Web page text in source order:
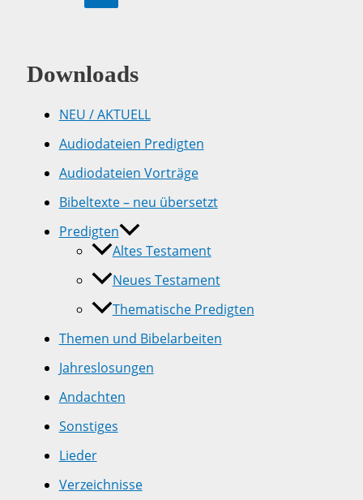
Downloads
NEU / AKTUELL
Audiodateien Predigten
Audiodateien Vorträge
Bibeltexte – neu übersetzt
Predigten
Altes Testament
Neues Testament
Thematische Predigten
Themen und Bibelarbeiten
Jahreslosungen
Andachten
Sonstiges
Lieder
Verzeichnisse